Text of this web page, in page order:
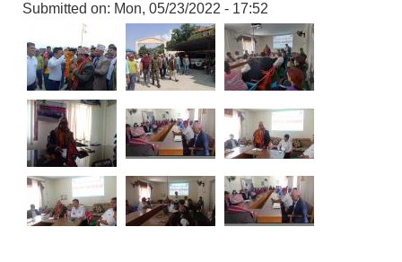
Submitted on: Mon, 05/23/2022 - 17:52